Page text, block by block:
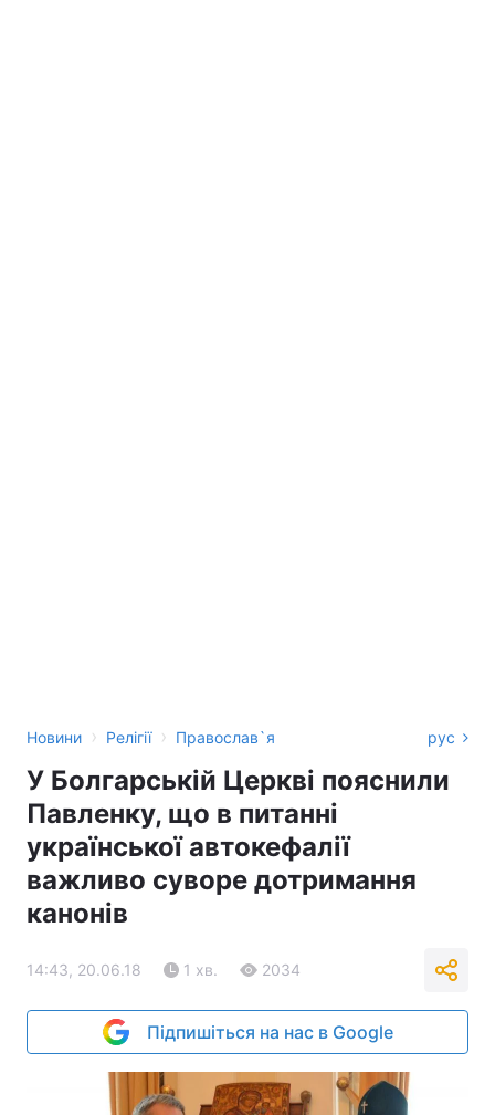
Новини › Релігії › Православ`я рус
У Болгарській Церкві пояснили
Павленку, що в питанні
української автокефалії
важливо суворе дотримання
канонів
14:43, 20.06.18 1 хв. 2034
Підпишіться на нас в Google